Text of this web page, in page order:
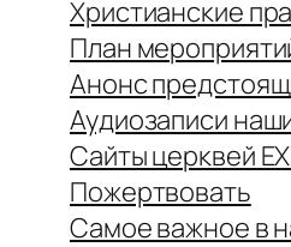
Христианские
План
Анонс
Аудиозаписи
Сайты церквей
Пожертвовать
Самое важное в